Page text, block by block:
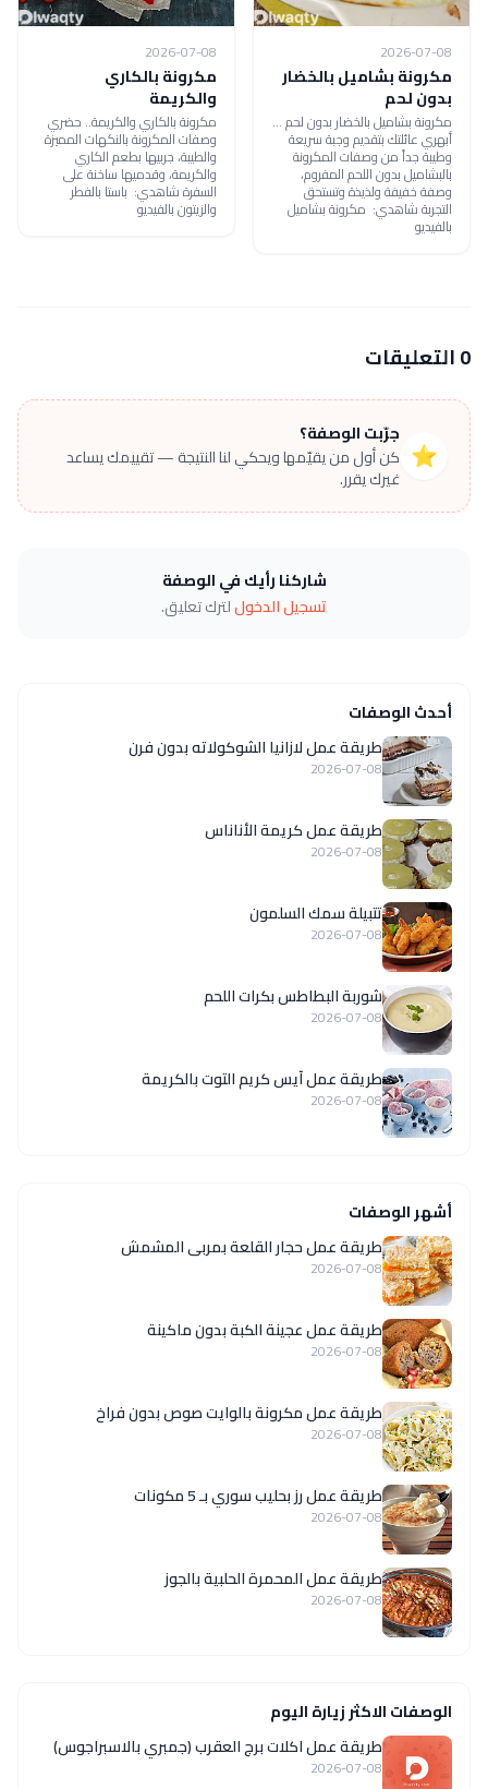
2026-07-08
مكرونة بشاميل بالخضار
بدون لحم
مكرونة بشاميل بالخضار بدون لحم ...
أبهري عائلتك بتقديم وجبة سريعة
وطيبة جداً من وصفات المكرونة
بالبشاميل بدون اللحم المفروم،
وصفة خفيفة ولذيذة وتستحق
التجربة شاهدي: مكرونة بشاميل
بالفيديو
2026-07-08
مكرونة بالكاري
والكريمة
مكرونة بالكاري والكريمة.. حضري
وصفات المكرونة بالنكهات المميزة
والطيبة، جربيها بطعم الكاري
والكريمة، وقدميها ساخنة على
السفرة شاهدي: باستا بالفطر
والزيتون بالفيديو
0 التعليقات
⭐
جرّبت الوصفة؟
كن أول من يقيّمها ويحكي لنا النتيجة — تقييمك يساعد
غيرك يقرر.
شاركنا رأيك في الوصفة
تسجيل الدخوللترك تعليق.
أحدث الوصفات
طريقة عمل لازانيا الشوكولاته بدون فرن
2026-07-08
طريقة عمل كريمة الأناناس
2026-07-08
تتبيلة سمك السلمون
2026-07-08
شوربة البطاطس بكرات اللحم
2026-07-08
طريقة عمل آيس كريم التوت بالكريمة
2026-07-08
أشهر الوصفات
طريقة عمل حجار القلعة بمربى المشمش
2026-07-08
طريقة عمل عجينة الكبة بدون ماكينة
2026-07-08
طريقة عمل مكرونة بالوايت صوص بدون فراخ
2026-07-08
طريقة عمل رز بحليب سوري بـ 5 مكونات
2026-07-08
طريقة عمل المحمرة الحلبية بالجوز
2026-07-08
الوصفات الاكثر زيارة اليوم
طريقة عمل اكلات برج العقرب (جمبري بالاسبراجوس)
2026-07-08